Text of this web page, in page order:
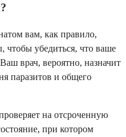
вам, как правило,
чтобы убедиться, что ваше
врач, вероятно, назначит
паразитов и общего
на отсроченную
при котором